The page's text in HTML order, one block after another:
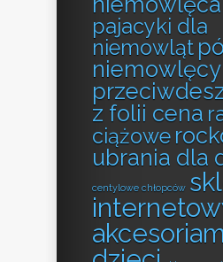
pajacyki dla
niemowląt
niemowlęcy
z folii cena
ciążowe
ubrania dla
centylowe chłopców